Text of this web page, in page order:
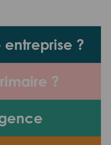
entreprise ?
?